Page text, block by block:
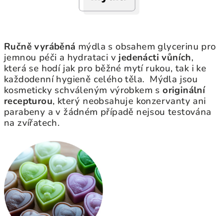
Ručně vyráběná mýdla s obsahem glycerinu pro
jemnou péči a hydrataci v jedenácti vůních,
která se hodí jak pro běžné mytí rukou, tak i ke
každodenní hygieně celého těla. Mýdla jsou
kosmeticky schváleným výrobkem soriginální
recepturou, který neobsahuje konzervanty ani
parabeny a v žádném případě nejsou testována
na zvířatech.